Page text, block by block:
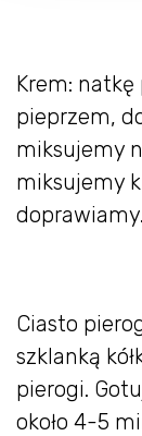
Krem:
pieprzem,
miksujemy
miksujemy
doprawiamy.
Ciasto
szklanką
pierogi.
około 4-5